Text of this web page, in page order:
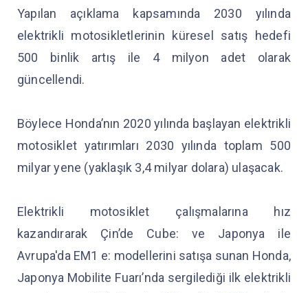
Yapılan açıklama kapsamında 2030 yılında
elektrikli motosikletlerinin küresel satış hedefi
500 binlik artış ile 4 milyon adet olarak
güncellendi.
Böylece Honda’nın 2020 yılında başlayan elektrikli
motosiklet yatırımları 2030 yılında toplam 500
milyar yene (yaklaşık 3,4 milyar dolara) ulaşacak.
Elektrikli motosiklet çalışmalarına hız
kazandırarak Çin’de Cube: ve Japonya ile
Avrupa'da EM1 e: modellerini satışa sunan Honda,
Japonya Mobilite Fuarı’nda sergilediği ilk elektrikli